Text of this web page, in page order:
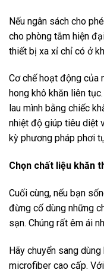
Nếu ngân sách cho
cho phòng tắm hiện
thiết bị xa xỉ chỉ có ở
Cơ chế hoạt động của
hong khô khăn liên
lau mình bằng chiếc
nhiệt độ giúp tiêu diệt
kỳ phương pháp phơi
Chọn chất liệu khăn
Cuối cùng, nếu bạn
đừng cố dùng những
sạn. Chúng rất êm ái
Hãy chuyển sang
microfiber cao cấp.